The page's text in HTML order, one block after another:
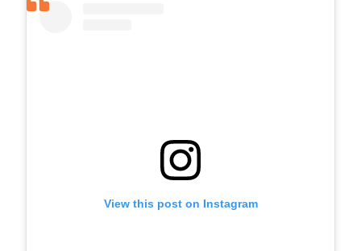
View this post on Instagram